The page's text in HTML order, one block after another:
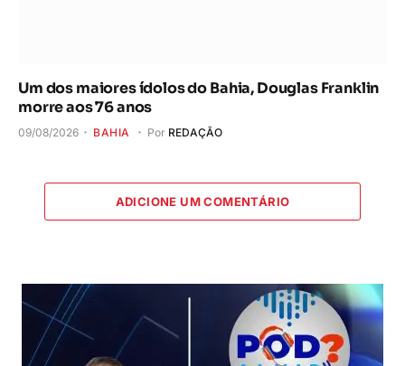
Um dos maiores ídolos do Bahia, Douglas Franklin
morre aos 76 anos
09/08/2026 BAHIA Por REDAÇÃO
ADICIONE UM COMENTÁRIO